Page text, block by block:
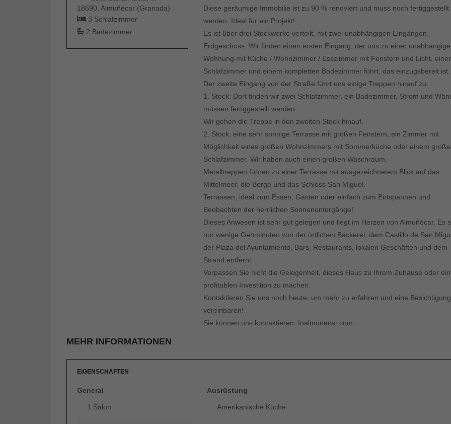
18690, Almuñécar (Granada)
3 Schlafzimmer
2 Badezimmer
Diese geräumige Immobilie ist zu 90 % renoviert und muss noch fertiggestellt
werden. Ideal für ein Projekt!
Es ist über drei Stockwerke verteilt, mit zwei unabhängigen Eingängen.
Erdgeschoss: Wir finden einen ersten Eingang, der uns zu einer
Wohnung mit Küche / Wohnzimmer / Esszimmer mit Fenstern und Licht,
Schlafzimmer und einem kompletten Badezimmer führt, das einzugsbereit ist.
Der zweite Eingang von der Straße führt uns einige Treppen hinauf zu:
1. Stock: Dort finden wir zwei Schlafzimmer, ein Badezimmer, Strom und
müssen fertiggestellt werden
Wir gehen die Treppe in den zweiten Stock hinauf.
2. Stock: eine sehr sonnige Terrasse mit großen Fenstern, ein Zimmer mit
Möglichkeit eines großen Wohnzimmers mit Sommerküche oder einem
Schlafzimmer. Wir haben auch einen großen Waschraum.
Metalltreppen führen zu einer Terrasse mit ausgezeichnetem Blick auf das
Mittelmeer, die Berge und das Schloss San Miguel.
Terrassen, ideal zum Essen, Gästen oder einfach zum Entspannen und
Beobachten der herrlichen Sonnenuntergänge!
Dieses Anwesen ist sehr gut gelegen und liegt im Herzen von Almuñécar. Es
nur wenige Gehminuten von der örtlichen Bäckerei, dem Castillo de San
der Plaza del Ayuntamiento, Bars, Restaurants, lokalen Geschäften und dem
Strand entfernt.
Verpassen Sie nicht die Gelegenheit, dieses Haus zu Ihrem Zuhause oder
profitablen Investition zu machen.
Kontaktieren Sie uns noch heute, um mehr zu erfahren und eine
vereinbaren!
Sie können uns kontaktieren: Inalmunecar.com
MEHR INFORMATIONEN
EIGENSCHAFTEN
General
1 Salon
Ausrüstung
Amerikanische Küche